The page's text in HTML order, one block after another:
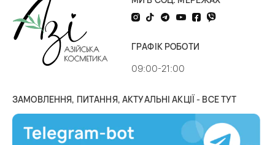
ГРАФІК РОБОТИ
09:00-21:00
ЗАМОВЛЕННЯ, ПИТАННЯ, АКТУАЛЬНІ АКЦІЇ - ВСЕ ТУТ